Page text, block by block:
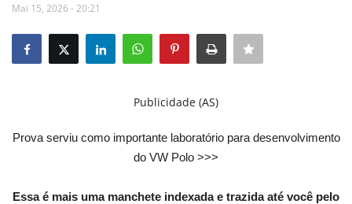
Busca Direta
Mai 15, 2026 - 20:21
Publicidade (AS)
Prova serviu como importante laboratório para desenvolvimento
do VW Polo >>>
Essa é mais uma manchete indexada e trazida até você pelo